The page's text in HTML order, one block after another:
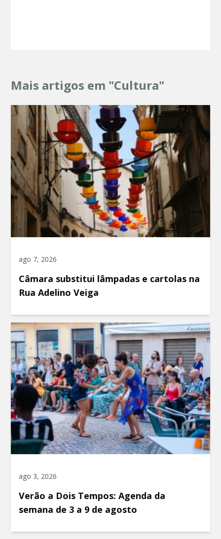
Mais artigos em "Cultura"
ago 7, 2026
Câmara substitui lâmpadas e cartolas na
Rua Adelino Veiga
ago 3, 2026
Verão a Dois Tempos: Agenda da
semana de 3 a 9 de agosto